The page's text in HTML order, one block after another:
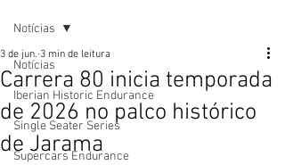
Notícias
Iberian Historic Endurance
Single Seater Series
Supercars Endurance
Notícias
Carrera 80 inicia temporada
de 2026 no palco histórico
de Jarama
3 de jun. 3 min de leitura